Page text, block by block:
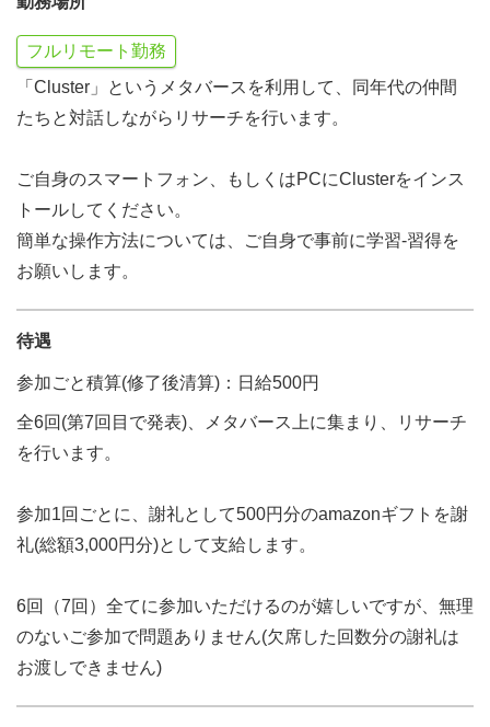
フルリモート勤務
「Cluster」というメタバースを利用して、同年代の仲間
たちと対話しながらリサーチを行います。
ご自身のスマートフォン、もしくはPCにClusterをインス
トールしてください。
簡単な操作方法については、ご自身で事前に学習‐習得を
お願いします。
待遇
参加ごと積算(修了後清算)：日給500円
全6回(第7回目で発表)、メタバース上に集まり、リサーチ
を行います。
参加1回ごとに、謝礼として500円分のamazonギフトを謝
礼(総額3,000円分)として支給します。
6回（7回）全てに参加いただけるのが嬉しいですが、無理
のないご参加で問題ありません(欠席した回数分の謝礼は
お渡しできません)